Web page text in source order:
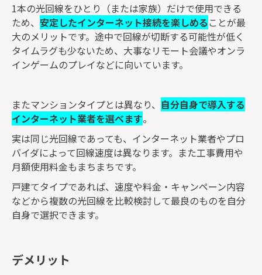
1本の光回線をひとり（または家族）だけで使用できる
ため、 安定したインターネット接続を楽しめる ことが最
大のメリットです。途中で回線が切断する可能性が低く
タイムラグも少ないため、大事なリモート会議やオンラ
インゲームのプレイなどに向いています。
またマンションタイプとは異なり、 自分自身で導入する
インターネット業者を選べます。
実は同じ光回線であっても、インターネット業者やプロ
バイダによって回線速度は異なります。また工事費用や
月額使用料金もまちまちです。
戸建てタイプであれば、速度や料金・キャンペーン内容
などから複数の光回線を比較検討して最良のものを自分
自身で選択できます。
デメリット